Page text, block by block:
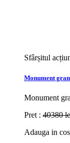
Sfârșitul
Monument
Monument
Pret : 40380
Adauga in cos